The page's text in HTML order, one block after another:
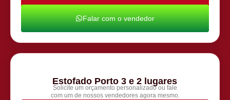
Falar com o vendedor
Estofado Porto 3 e 2 lugares
Solicite um orçamento personalizado ou fale
com um de nossos vendedores agora mesmo.